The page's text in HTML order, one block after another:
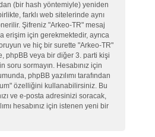
(bir hash yöntemiyle) yeniden
farklı web sitelerinde aynı
Şifreniz "Arkeo-TR" mesaj
erişim için gerekmektedir, ayrıca
ve hiç bir surette "Arkeo-TR"
phpBB veya bir diğer 3. parti kişi
soru sormayın. Hesabınız için
phpBB yazılımı tarafından
özelliğini kullanabilirsiniz. Bu
ve e-posta adresinizi soracak,
hesabınız için istenen yeni bir